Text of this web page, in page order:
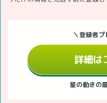
＼登録者
詳細は
星の動きの